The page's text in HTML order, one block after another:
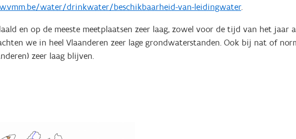
water/drinkwater/beschikbaarheid-van-leidingwater.
en op de meeste meetplaatsen zeer laag, zowel voor de tijd van het jaar
we in heel Vlaanderen zeer lage grondwaterstanden. Ook bij nat of
zeer laag blijven.